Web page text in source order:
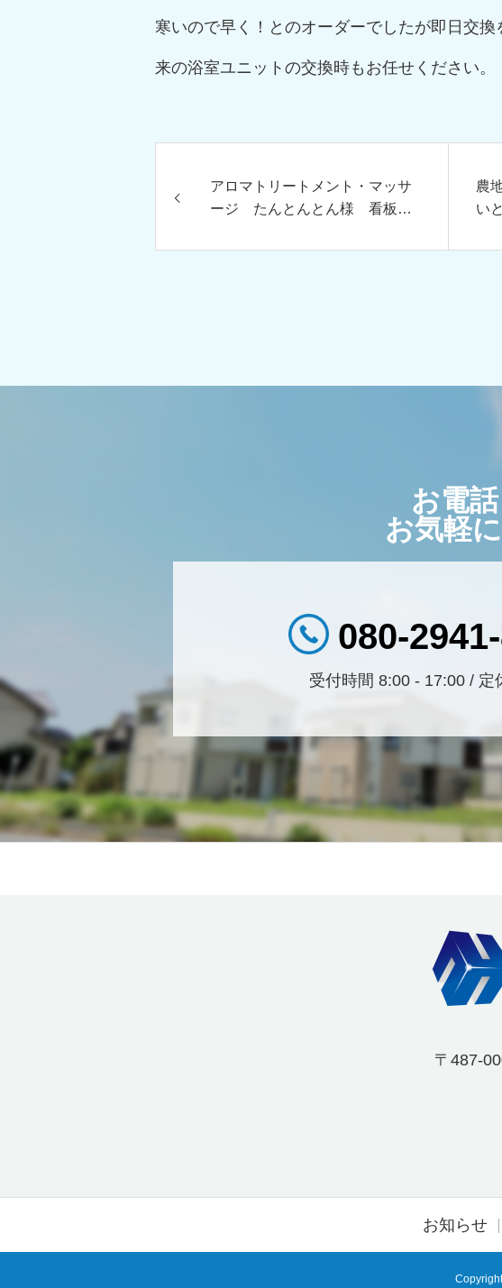
寒いので早く！とのオーダーでしたが即日交
来の浴室ユニットの交換時もお任せください。
アロマトリートメント・マッサ
ージ たんとんとん様 看板リ
農
い
お電
お気軽
080-
受付時間 8:00 - 17:00 / 定
〒487-
お知らせ